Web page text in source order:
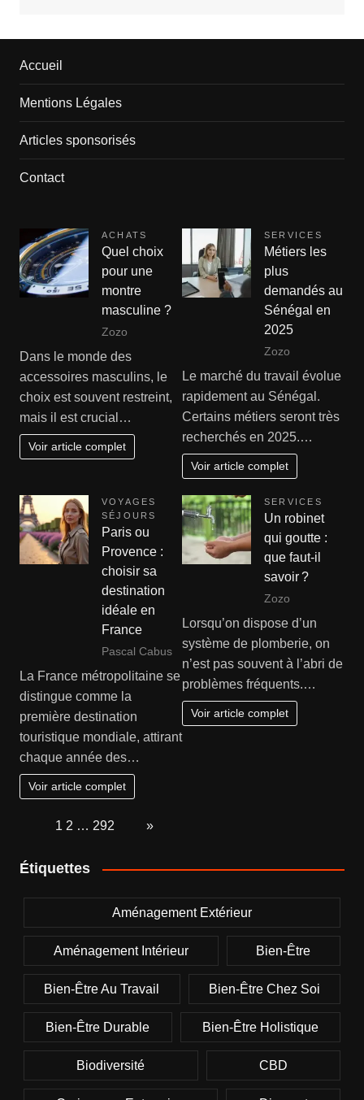
Accueil
Mentions Légales
Articles sponsorisés
Contact
ACHATS
Quel choix
pour une
montre
masculine ?
Zozo
Dans le monde des
accessoires masculins, le
choix est souvent restreint,
mais il est crucial…
Voir article complet
SERVICES
Métiers les
plus
demandés au
Sénégal en
2025
Zozo
Le marché du travail évolue
rapidement au Sénégal.
Certains métiers seront très
recherchés en 2025.…
Voir article complet
VOYAGES
SÉJOURS
Paris ou
Provence :
choisir sa
destination
idéale en
France
Pascal Cabus
La France métropolitaine se
distingue comme la
première destination
touristique mondiale, attirant
chaque année des…
Voir article complet
SERVICES
Un robinet
qui goutte :
que faut-il
savoir ?
Zozo
Lorsqu’on dispose d’un
système de plomberie, on
n’est pas souvent à l’abri de
problèmes fréquents.…
Voir article complet
1 2 … 292 »
Étiquettes
Aménagement Extérieur
Aménagement Intérieur Bien-Être
Bien-Être Au Travail Bien-Être Chez Soi
Bien-Être Durable Bien-Être Holistique
Biodiversité CBD